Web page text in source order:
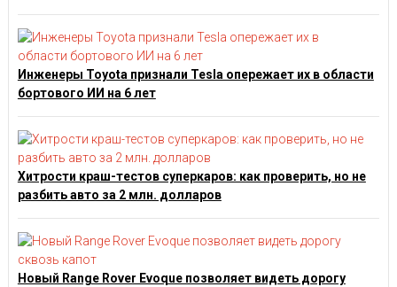
Инженеры Toyota признали Tesla опережает их в области
бортового ИИ на 6 лет
Хитрости краш-тестов суперкаров: как проверить, но не
разбить авто за 2 млн. долларов
Новый Range Rover Evoque позволяет видеть дорогу